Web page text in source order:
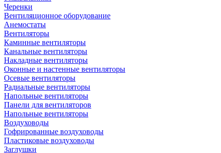
Черенки
Вентиляционное оборудование
Анемостаты
Вентиляторы
Каминные вентиляторы
Канальные вентиляторы
Накладные вентиляторы
Оконные и настенные вентиляторы
Осевые вентиляторы
Радиальные вентиляторы
Напольные вентиляторы
Панели для вентиляторов
Напольные вентиляторы
Воздуховоды
Гофрированные воздуховоды
Пластиковые воздуховоды
Заглушки